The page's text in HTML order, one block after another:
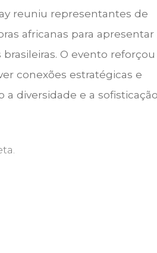
reuniu representantes de
africanas para apresentar
O evento reforçou
conexões estratégicas e
diversidade e a